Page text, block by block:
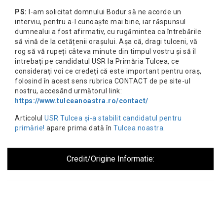
PS: I-am solicitat domnului Bodur să ne acorde un
interviu, pentru a-l cunoaște mai bine, iar răspunsul
dumnealui a fost afirmativ, cu rugămintea ca întrebările
să vină de la cetățenii orașului. Așa că, dragi tulceni, vă
rog să vă rupeți câteva minute din timpul vostru și să îl
întrebați pe candidatul USR la Primăria Tulcea, ce
considerați voi ce credeți că este important pentru oraș,
folosind în acest sens rubrica CONTACT de pe site-ul
nostru, accesând următorul link:
https://www.tulceanoastra.ro/contact/
Articolul USR Tulcea și-a stabilit candidatul pentru
primărie! apare prima dată în Tulcea noastra.
Credit/Origine Informatie: